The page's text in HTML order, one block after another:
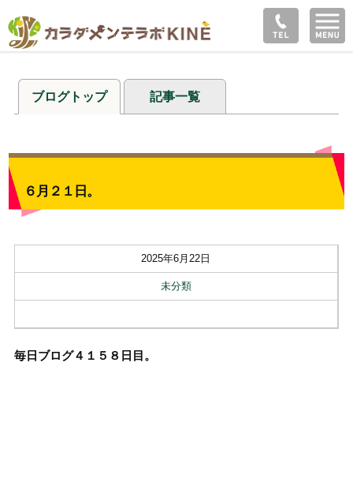
ブログトップ 記事一覧
６月２１日。
2025年6月22日
未分類
毎日ブログ４１５８日目。